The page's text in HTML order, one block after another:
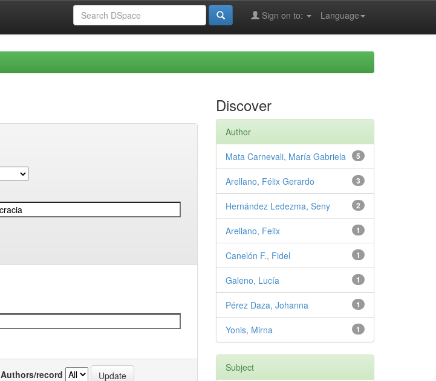
Language
Sign on to:
Authors/record
Discover
Author
5
Mata Carnevali, María Gabriela
3
Arellano, Félix Gerardo
2
Hernández Ledezma, Seny
1
Arellano, Felix
1
Canelón F., Fidel
1
Galeno, Lucía
1
Pérez Daza, Johanna
1
Yonis, Mirna
Subject